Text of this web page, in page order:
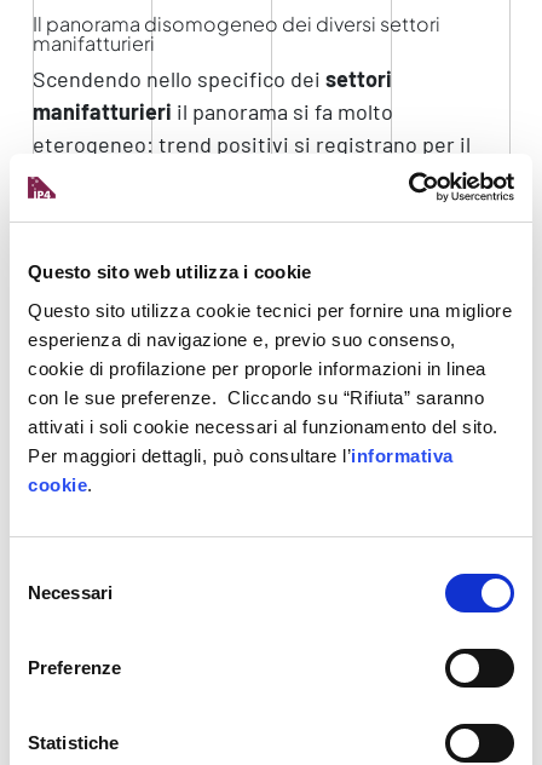
Questo sito web utilizza i cookie
Questo sito utilizza cookie tecnici per fornire una migliore
esperienza di navigazione e, previo suo consenso,
cookie di profilazione per proporle informazioni in linea
con le sue preferenze. Cliccando su “Rifiuta” saranno
attivati i soli cookie necessari al funzionamento del sito.
Per maggiori dettagli, può consultare l’informativa
cookie.
delNecessari
Preferenze
Statistiche
Il panorama disomogeneo dei diversi settori
manifatturieri
Scendendo nello specifico dei settori
manifatturieri il panorama si fa molto
eterogeneo: trend positivi si registrano per il
comparto dell’
(+8,9%), sotto la spinta
della digitalizzazione, e quello legato alla filiera
pubblici e privati in costruzioni (+13,1%). Buoni
risultati anche per le lavorazioni in legno (+9,5%),
la metallurgia (+8,2%), le lavorazioni di minerali
non metalliferi (+7,8%) e dei prodotti in metallo
(+7,0%). Fanno da contraltare i settori di moda e
trasporti, maggiormente influenzati dai problemi
di domanda e reperimento materie prime.
italiani di beni con l’estero
registrato nel pieno dell’emergenza pandemica
(secondo trimestre del 2020), sono ripartiti in
modo rapido e robusto, tornando nettamente
2021, le esportazioni a prezzi costanti hanno